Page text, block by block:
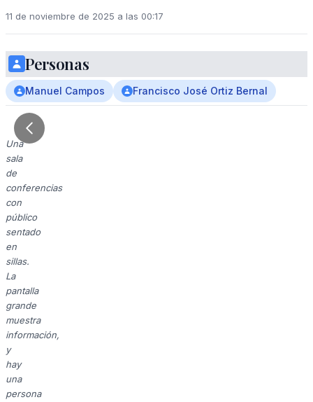
11 de noviembre de 2025 a las 00:17
Una
sala
de
conferencias
con
público
sentado
en
sillas.
La
pantalla
grande
muestra
información,
y
hay
una
persona
Personas
Manuel Campos Francisco José Ortiz Bernal